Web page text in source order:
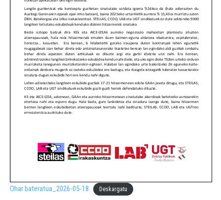
Ohar bateratua_2026-05-18 Deskargatu